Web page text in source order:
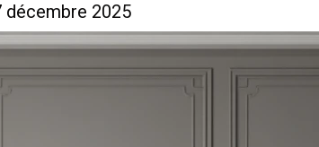
décembre 2025